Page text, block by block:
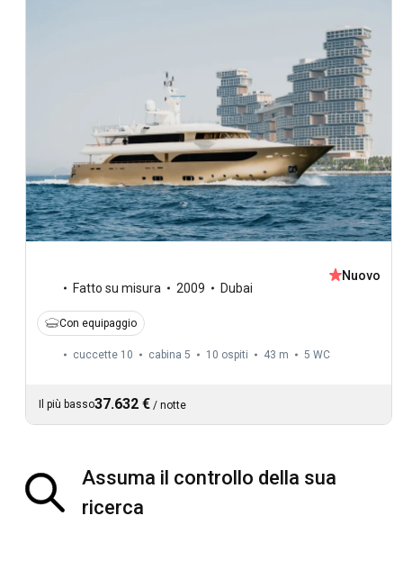
Fatto su misura 2009 Dubai
Nuovo
Con equipaggio
cuccette 10 cabina 5 10 ospiti 43 m 5 WC
Il più basso37.632 € / notte
Assuma il controllo della sua
ricerca